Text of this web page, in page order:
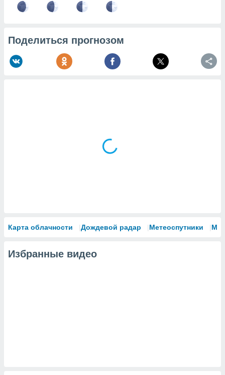
Поделиться прогнозом
Карта облачности Дождевой радар Метеоспутники
Избранные видео